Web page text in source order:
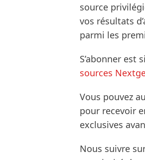
source
vos résultats
parmi les
S’abonner est
sources
Vous pouvez
pour recevoir
exclusives
Nous suivre